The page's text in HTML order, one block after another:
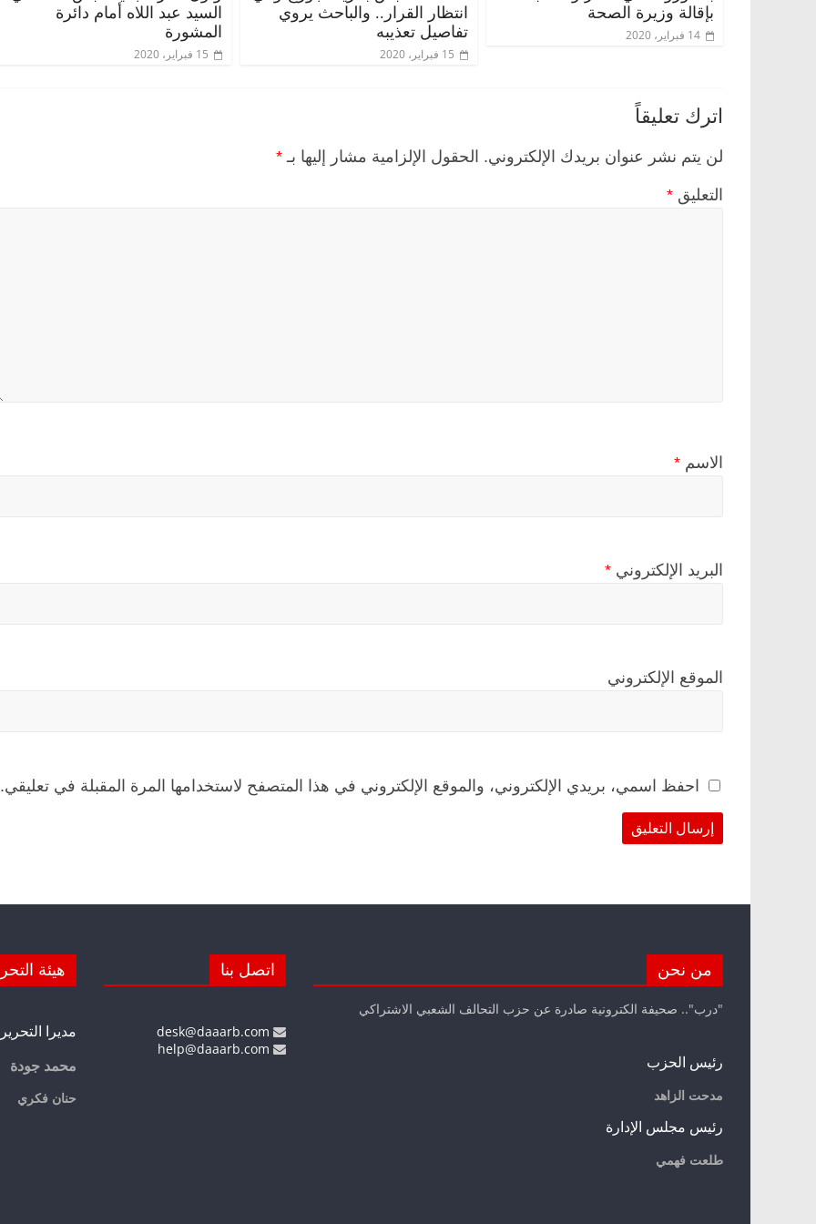
بإقالة وزيرة الصحة
14 فبراير، 2020
انتظار القرار.. والباحث يروي
تفاصيل تعذيبه
15 فبراير، 2020
السيد عبد اللاه أمام دائرة
المشورة
15 فبراير، 2020
اترك تعليقاً
لن يتم نشر عنوان بريدك الإلكتروني. الحقول الإلزامية مشار إليها بـ *
التعليق *
الاسم *
البريد الإلكتروني *
الموقع الإلكتروني
احفظ اسمي، بريدي الإلكتروني، والموقع الإلكتروني في هذا المتصفح لاستخدامها المرة المقبلة في تعليقي.
من نحن
"درب".. صحيفة الكترونية صادرة عن حزب التحالف الشعبي الاشتراكي
رئيس الحزب
مدحت الزاهد
رئيس مجلس الإدارة
طلعت فهمي
اتصل بنا هيئة
مديرا التحرير
محمد جودة
حنان فكري